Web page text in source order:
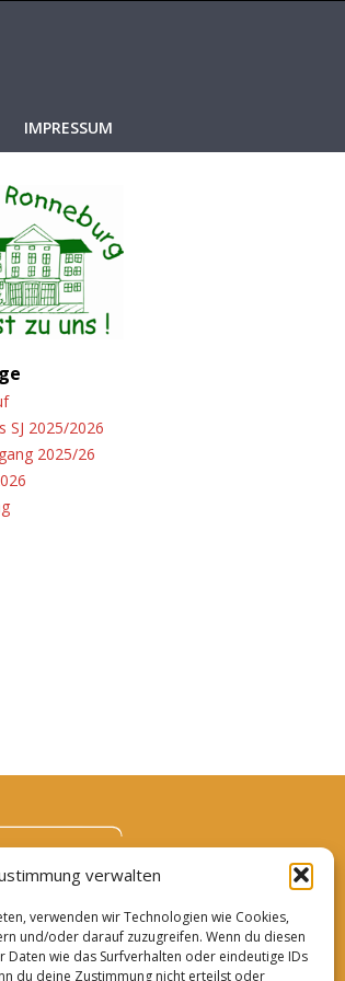
verwalten
verwenden wir Technologien wie Cookies,
und/oder darauf zuzugreifen. Wenn du diesen
Daten wie das Surfverhalten oder eindeutige IDs
du deine Zustimmung nicht erteilst oder
IMPRESSUM
SJ 2025/2026
2025/26